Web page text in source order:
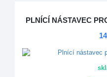
PLNÍCÍ NÁSTAVEC